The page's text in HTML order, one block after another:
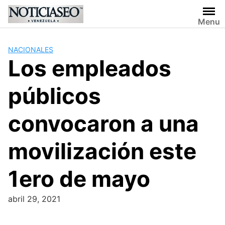
Skip
content
Menu
NACIONALES
Los empleados
públicos
convocaron a una
movilización este
1ero de mayo
abril 29, 2021